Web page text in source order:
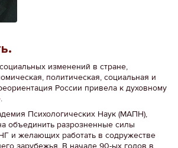
изменений в стране,
политическая, социальная и
России привела к духовному
Психологических Наук (МАПН),
объединить разрозненные силы
и желающих работать в содружестве